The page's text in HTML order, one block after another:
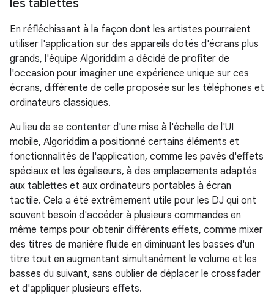
les tablettes
En réfléchissant à la façon dont les artistes pourraient
utiliser l'application sur des appareils dotés d'écrans plus
grands, l'équipe Algoriddim a décidé de profiter de
l'occasion pour imaginer une expérience unique sur ces
écrans, différente de celle proposée sur les téléphones et
ordinateurs classiques.
Au lieu de se contenter d'une mise à l'échelle de l'UI
mobile, Algoriddim a positionné certains éléments et
fonctionnalités de l'application, comme les pavés d'effets
spéciaux et les égaliseurs, à des emplacements adaptés
aux tablettes et aux ordinateurs portables à écran
tactile. Cela a été extrêmement utile pour les DJ qui ont
souvent besoin d'accéder à plusieurs commandes en
même temps pour obtenir différents effets, comme mixer
des titres de manière fluide en diminuant les basses d'un
titre tout en augmentant simultanément le volume et les
basses du suivant, sans oublier de déplacer le crossfader
et d'appliquer plusieurs effets.